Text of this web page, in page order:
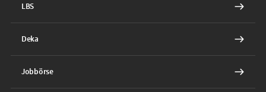
LBS
Deka
Jobbörse